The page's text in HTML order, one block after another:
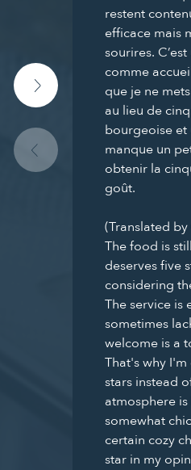
restent
efficace mais
sourires.
comme
que je ne
au lieu de
bourgeoise et
manque un
obtenir la
goût.
(Translated
The food is
deserves five
considering
The service is
sometimes
welcome is a
That's why
stars instead
atmosphere
somewhat
certain cozy
star in my